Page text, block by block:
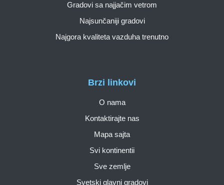
Brzi linkovi
O nama
Kontaktirajte nas
Mapa sajta
Svi kontinentii
Sve zemlje
Svetski glavni gradovi
Gradovi sa najjačim vetrom
Najsunčaniji gradovi
Najgora kvaliteta vazduha trenutno